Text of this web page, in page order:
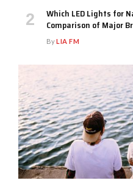
Which LED Lights for
Comparison of Major
ByLIA FM